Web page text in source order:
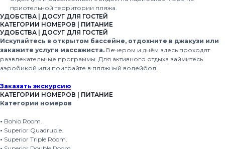
приотельной территории пляжа.
УДОБСТВА | ДОСУГ ДЛЯ ГОСТЕЙ
КАТЕГОРИИ НОМЕРОВ | ПИТАНИЕ
УДОБСТВА | ДОСУГ ДЛЯ ГОСТЕЙ
Искупайтесь в открытом бассейне, отдохните в джакузи или
закажите услуги массажиста. Вечером и днём здесь проходят
развлекательные программы. Для активного отдыха займитесь
аэробикой или поиграйте в пляжный волейбол.
Заказать экскурсию
КАТЕГОРИИ НОМЕРОВ | ПИТАНИЕ
Категории номеров
• Bohio Room.
• Superior Quadruple.
• Superior Triple Room.